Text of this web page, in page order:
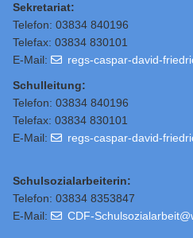
Sekretariat:
Telefon: 03834 840196
Telefax: 03834 830101
E-Mail:
regs-caspar-david-
Schulleitung:
Telefon: 03834 840196
Telefax: 03834 830101
E-Mail:
regs-caspar-david-
Schulsozialarbeiterin:
Telefon: 03834 8353847
E-Mail:
CDF-